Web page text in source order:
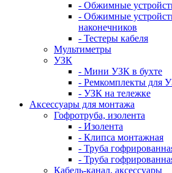
- Обжимные
- Обжимные
наконечников
- Тестеры кабеля
Мультиметры
УЗК
- Мини УЗК в бухте
- Ремкомплекты для
- УЗК на тележке
Аксессуары для монтажа
Гофротруба, изолента
- Изолента
- Клипса монтажная
- Труба
- Труба
Кабель-канал, аксессуары